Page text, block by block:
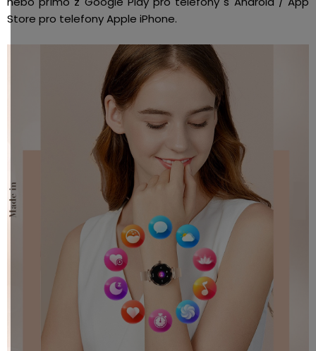
Store pro telefony Apple iPhone.